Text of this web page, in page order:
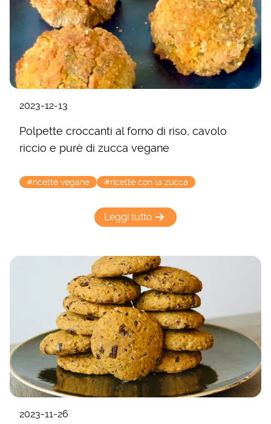
2023-12-13
Polpette croccanti al forno di riso, cavolo
riccio e purè di zucca vegane
#ricette vegane #ricette con la zucca
Leggi tutto
2023-11-26